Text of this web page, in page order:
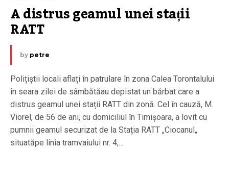
A distrus geamul unei stații
RATT
by petre
Polițiștii locali aflați în patrulare în zona Calea Torontalului
în seara zilei de sâmbătăau depistat un bărbat care a
distrus geamul unei stații RATT din zonă. Cel în cauză, M.
Viorel, de 56 de ani, cu domiciliul în Timișoara, a lovit cu
pumnii geamul securizat de la Stația RATT „Ciocanul„
situatăpe linia tramvaiului nr. 4,...